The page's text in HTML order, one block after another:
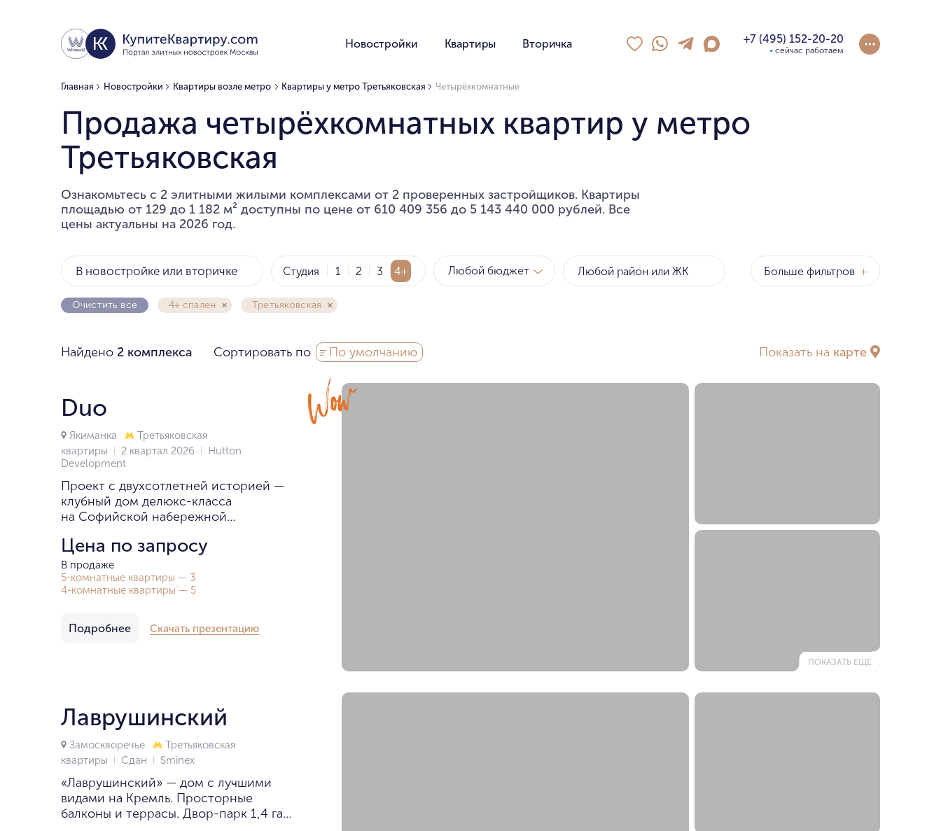
Новостройки Квартиры Вторичка +7 (495) 152-20-20
сейчас работаем
Главная Новостройки Квартиры возле метро Квартиры у метро Третьяковская Четырёхкомнатные
Продажа четырёхкомнатных квартир у метро
Третьяковская
Ознакомьтесь с 2 элитными жилыми комплексами от 2 проверенных застройщиков. Квартиры
площадью от 129 до 1 182 м² доступны по цене от 610 409 356 до 5 143 440 000 рублей. Все
цены актуальны на 2026 год.
В новостройке или вторичке Студия 1 2 3 4+ Любой бюджет Больше фильтров +
Очистить все 4+ спален Третьяковская
Найдено 2 комплекса Сортировать по По умолчанию Показать на карте
Duo
Якиманка
Третьяковская
квартиры
2 квартал 2026
Hutton
Development
Проект с двухсотлетней историей —
клубный дом делюкс-класса
на Софийской набережной
Цена по запросу
В продаже
5-комнатные квартиры — 3
4-комнатные квартиры — 5
Подробнее Скачать презентацию
ПОКАЗАТЬ ЕЩЕ
Лаврушинский
Замоскворечье
Третьяковская
квартиры
Сдан Smineх
«Лаврушинский» — дом с лучшими
видами на Кремль. Просторные
балконы и террасы. Двор-парк 1,4 га.